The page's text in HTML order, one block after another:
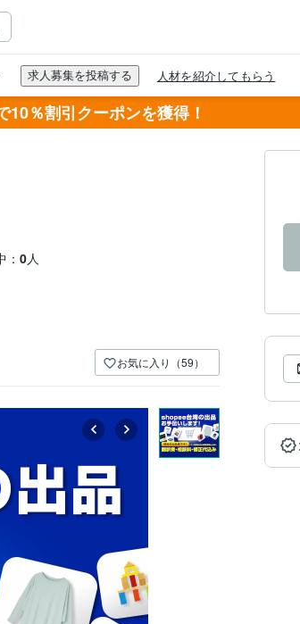
10％割引クーポンを獲得！
0人
お気に入り（59）